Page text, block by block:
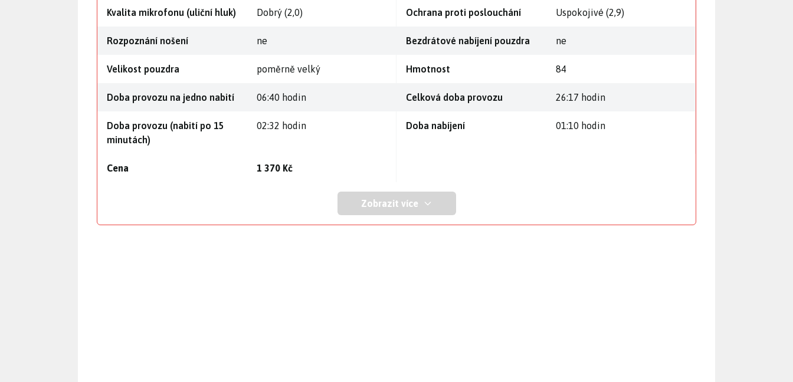
Kvalita mikrofonu (uliční hluk) Dobrý (2,0) Ochrana proti poslouchání Uspokojivé (2,9)
Rozpoznání nošení ne Bezdrátové nabíjení pouzdra ne
Velikost pouzdra poměrně velký Hmotnost 84
Doba provozu na jedno nabití 06:40 hodin Celková doba provozu 26:17 hodin
Doba provozu (nabití po 15
minutách)
02:32 hodin Doba nabíjení 01:10 hodin
Cena 1 370 Kč
Zobrazit více